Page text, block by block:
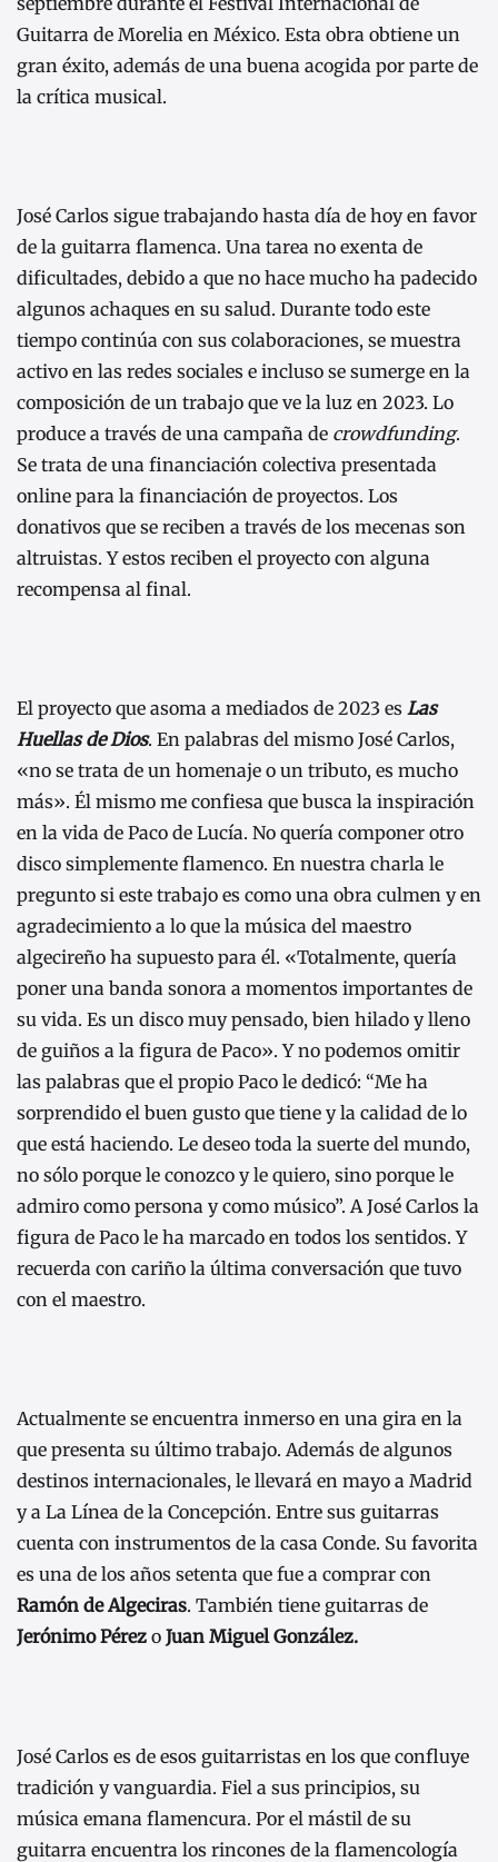
Guitarra de Morelia en México. Esta obra obtiene un
gran éxito, además de una buena acogida por parte de
la crítica musical.
José Carlos sigue trabajando hasta día de hoy en favor
de la guitarra flamenca. Una tarea no exenta de
dificultades, debido a que no hace mucho ha padecido
algunos achaques en su salud. Durante todo este
tiempo continúa con sus colaboraciones, se muestra
activo en las redes sociales e incluso se sumerge en la
composición de un trabajo que ve la luz en 2023. Lo
produce a través de una campaña de crowdfunding.
Se trata de una financiación colectiva presentada
online para la financiación de proyectos. Los
donativos que se reciben a través de los mecenas son
altruistas. Y estos reciben el proyecto con alguna
recompensa al final.
El proyecto que asoma a mediados de 2023 es Las
Huellas de Dios. En palabras del mismo José Carlos,
«no se trata de un homenaje o un tributo, es mucho
más». Él mismo me confiesa que busca la inspiración
en la vida de Paco de Lucía. No quería componer otro
disco simplemente flamenco. En nuestra charla le
pregunto si este trabajo es como una obra culmen y en
agradecimiento a lo que la música del maestro
algecireño ha supuesto para él. «Totalmente, quería
poner una banda sonora a momentos importantes de
su vida. Es un disco muy pensado, bien hilado y lleno
de guiños a la figura de Paco». Y no podemos omitir
las palabras que el propio Paco le dedicó: “Me ha
sorprendido el buen gusto que tiene y la calidad de lo
que está haciendo. Le deseo toda la suerte del mundo,
no sólo porque le conozco y le quiero, sino porque le
admiro como persona y como músico”. A José Carlos la
figura de Paco le ha marcado en todos los sentidos. Y
recuerda con cariño la última conversación que tuvo
con el maestro.
Actualmente se encuentra inmerso en una gira en la
que presenta su último trabajo. Además de algunos
destinos internacionales, le llevará en mayo a Madrid
y a La Línea de la Concepción. Entre sus guitarras
cuenta con instrumentos de la casa Conde. Su favorita
es una de los años setenta que fue a comprar con
Ramón de Algeciras. También tiene guitarras de
Jerónimo Pérez o Juan Miguel González.
José Carlos es de esos guitarristas en los que confluye
tradición y vanguardia. Fiel a sus principios, su
música emana flamencura. Por el mástil de su
guitarra encuentra los rincones de la flamencología